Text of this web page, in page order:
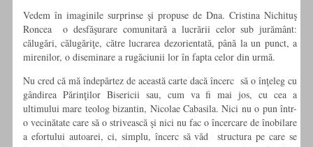
Vedem în imaginile surprinse şi propuse de Dna. Cristina Nichituş
Roncea o desfăşurare comunitară a lucrării celor sub jurământ:
călugări, călugăriţe, către lucrarea dezorientată, până la un punct, a
mirenilor, o diseminare a rugăciunii lor în fapta celor din urmă.
Nu cred că mă îndepărtez de această carte dacă încerc să o înţeleg cu
gândirea Părinţilor Bisericii sau, cum va fi mai jos, cu cea a
ultimului mare teolog bizantin, Nicolae Cabasila. Nici nu o pun într-
o vecinătate care să o strivească şi nici nu fac o încercare de înobilare
a efortului autoarei, ci, simplu, încerc să văd structura pe care se